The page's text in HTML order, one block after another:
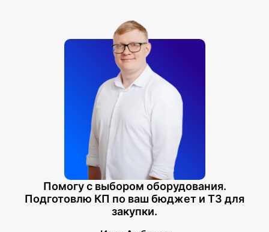
Помогу с выбором оборудования.
Подготовлю КП по ваш бюджет и ТЗ для
закупки.